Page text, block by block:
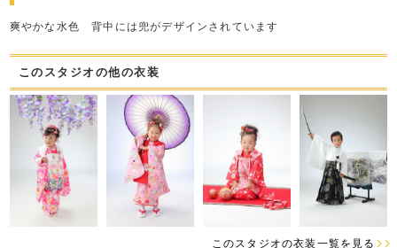
爽やかな水色 背中には兜がデザインされています
このスタジオの他の衣装
このスタジオの衣装一覧を見る